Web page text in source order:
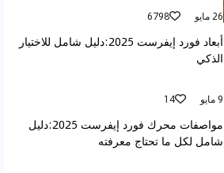
26 مايو 6798
أبعاد فورد إيفرست 2025:دليل شامل للاختيار
الذكي
9 مايو 14
مواصفات محرك فورد إيفرست 2025:دليل
شامل لكل ما تحتاج معرفته